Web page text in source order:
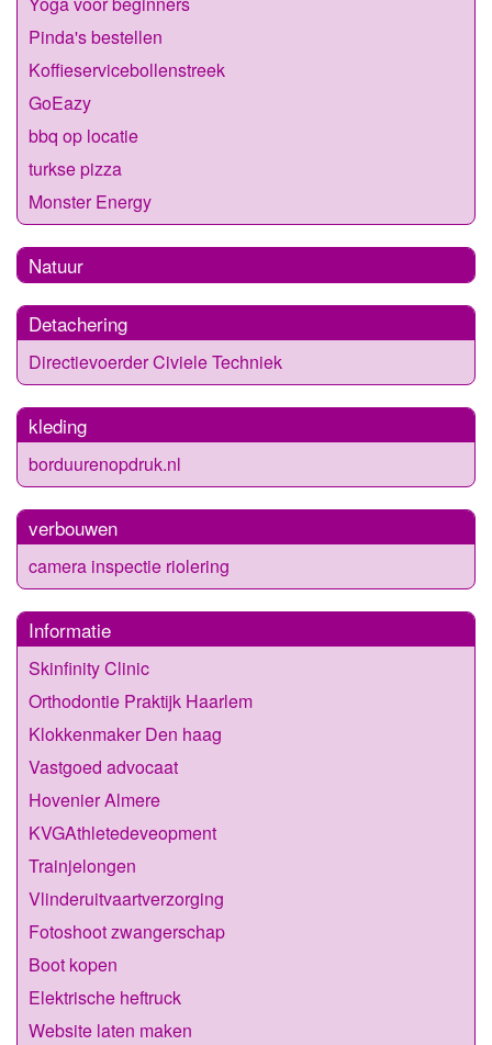
Pinda's bestellen
Koffieservicebollenstreek
GoEazy
bbq op locatie
turkse pizza
Monster Energy
Natuur
Detachering
Directievoerder Civiele Techniek
kleding
borduurenopdruk.nl
verbouwen
camera inspectie riolering
Informatie
Skinfinity Clinic
Orthodontie Praktijk Haarlem
Klokkenmaker Den haag
Vastgoed advocaat
Hovenier Almere
KVGAthletedeveopment
Trainjelongen
Vlinderuitvaartverzorging
Fotoshoot zwangerschap
Boot kopen
Elektrische heftruck
Website laten maken